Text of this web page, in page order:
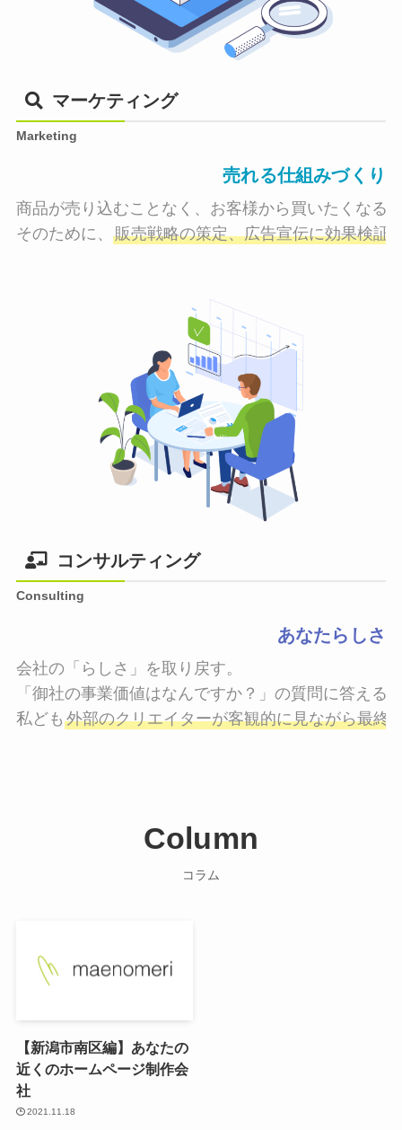
マーケティング
Marketing
売れる仕組みづくり
商品が売り込むことなく、お客様から買いたくなる
そのために、 販売戦略の策定、広告宣伝に効果検証
コンサルティング
Consulting
あなたらしさ
会社の「らしさ」を取り戻す。
「御社の事業価値はなんですか？」の質問に答える
私ども 外部のクリエイターが客観的に見ながら最終
Column
コラム
【新潟市南区編】あなたの
近くのホームページ制作会
社
2021.11.18